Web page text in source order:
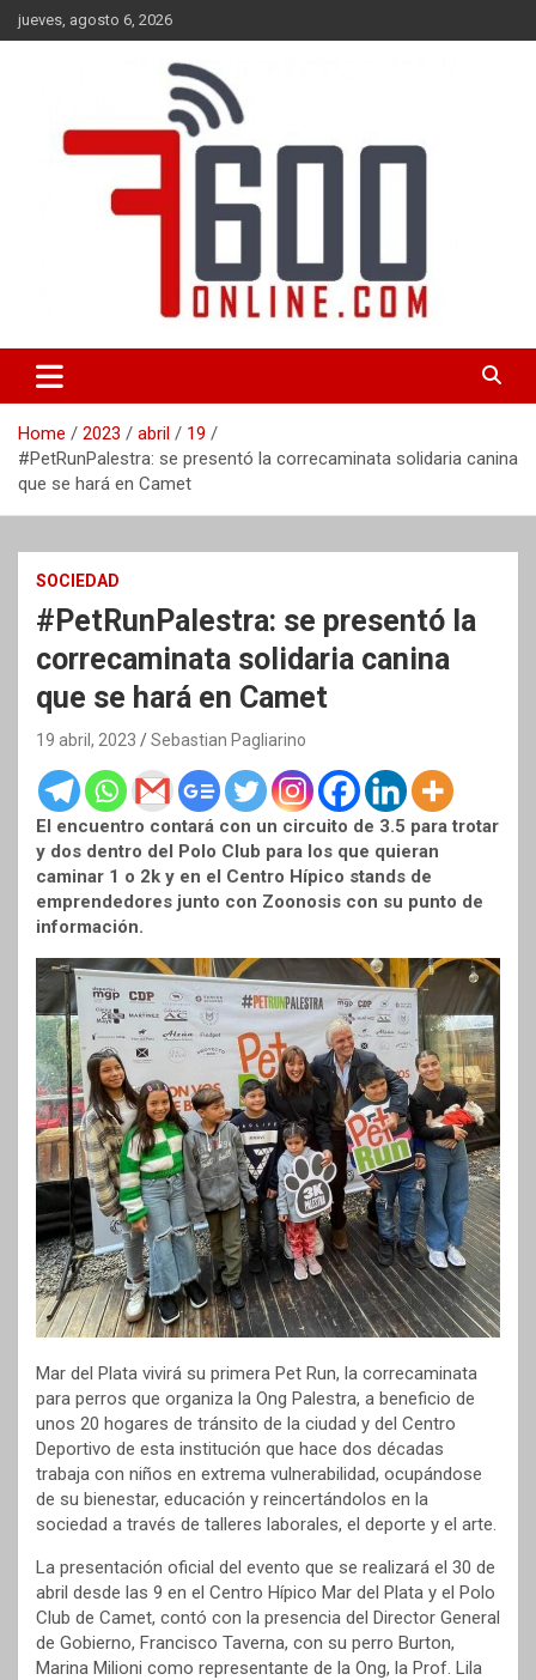
Skip
to
jueves, agosto 6, 2026
7600 online
nacional e internacional, deportiva y cultural.
Home 2023 abril
19
#PetRunPalestra: se presentó la correcaminata solidaria canina
que se hará en Camet
SOCIEDAD
#PetRunPalestra: se presentó la
correcaminata solidaria canina
que se hará en Camet
19 abril, 2023 Sebastian Pagliarino
El encuentro contará con un circuito de 3.5 para trotar
y dos dentro del Polo Club para los que quieran
caminar 1 o 2k y en el Centro Hípico stands de
emprendedores junto con Zoonosis con su punto de
información.
Mar del Plata vivirá su primera Pet Run, la correcaminata
para perros que organiza la Ong Palestra, a beneficio de
unos 20 hogares de tránsito de la ciudad y del Centro
Deportivo de esta institución que hace dos décadas
trabaja con niños en extrema vulnerabilidad, ocupándose
de su bienestar, educación y reincertándolos en la
sociedad a través de talleres laborales, el deporte y el arte.
La presentación oficial del evento que se realizará el 30 de
abril desde las 9 en el Centro Hípico Mar del Plata y el Polo
Club de Camet, contó con la presencia del Director General
de Gobierno, Francisco Taverna, con su perro Burton,
Marina Milioni como representante de la Ong, la Prof. Lila